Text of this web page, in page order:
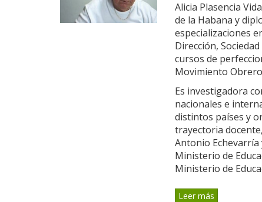
Alicia Plasencia
de la Habana y
especializaciones
Dirección,
cursos de
Movimiento
Es investigadora
nacionales e
distintos países y
trayectoria
Antonio
Ministerio de
Ministerio de
Leer más